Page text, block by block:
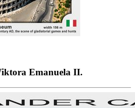
Emanuela II.